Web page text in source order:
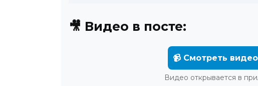
🎥 Видео в посте:
📹 Смотреть
Видео открывается в